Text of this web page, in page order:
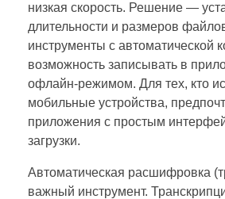
низкая скорость. Решение —
длительности и размеров
инструменты с автоматической
возможность записывать в
офлайн-режимом. Для тех, кто
мобильные устройства,
приложения с простым
загрузки.
Автоматическая расшифровка
важный инструмент.